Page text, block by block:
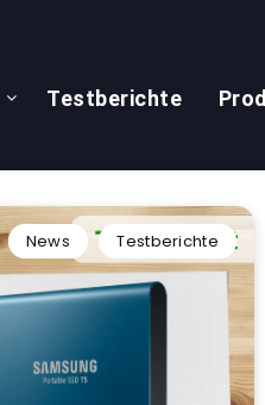
Testberichte
News Testberichte